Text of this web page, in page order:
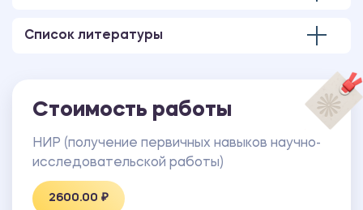
Список литературы
Стоимость работы
НИР (получение первичных навыков научно-
исследовательской работы)
2600.00 ₽